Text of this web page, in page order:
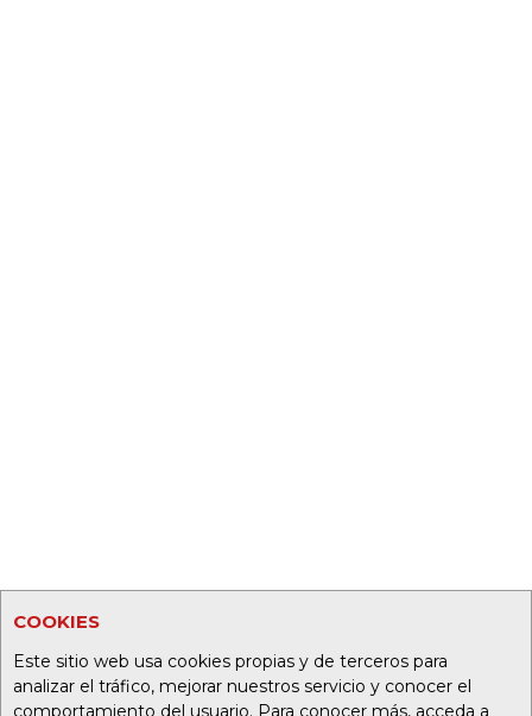
COOKIES
Este sitio web usa cookies propias y de terceros para
analizar el tráfico, mejorar nuestros servicio y conocer el
comportamiento del usuario. Para conocer más, acceda a